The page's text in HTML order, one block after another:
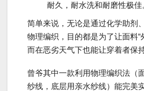
耐久，耐水洗和耐磨性极佳
简单来说，无论是通过化学助剂
物理编织，目的都是为了让面料“
而在恶劣天气下也能让穿着者保
曾爷其中一款利用物理编织法（
纱线，底层用亲水纱线）能完美